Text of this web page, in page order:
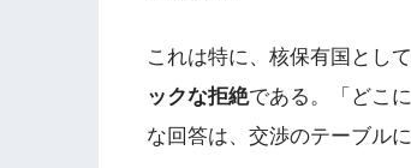
これは特に、核保有国とし
ックな拒絶である。「どこ
な回答は、交渉のテーブル